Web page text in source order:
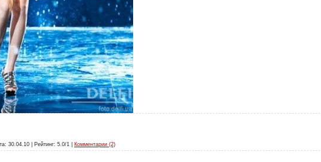
30.04.10 | Рейтинг: 5.0/1 | Комментарии (2)